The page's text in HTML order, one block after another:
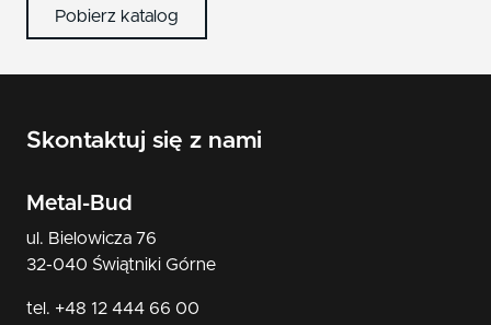
Pobierz katalog
Skontaktuj się z nami
Metal-Bud
ul. Bielowicza 76
32-040 Świątniki Górne
tel. +48 12 444 66 00